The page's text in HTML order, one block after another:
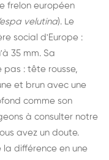
frelon européen
velutina). Le
social d'Europe :
35 mm. Sa
: tête rousse,
et brun avec une
comme son
à consulter notre
avez un doute.
la différence en une